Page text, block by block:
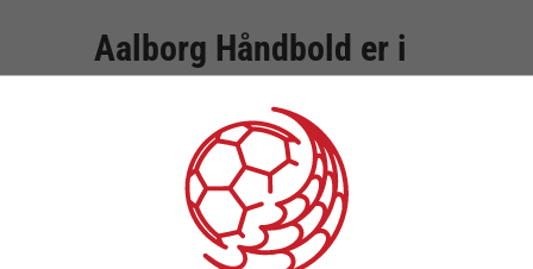
Aalborg Håndbold er i
finalen!
For anden gang i klubbens historie er